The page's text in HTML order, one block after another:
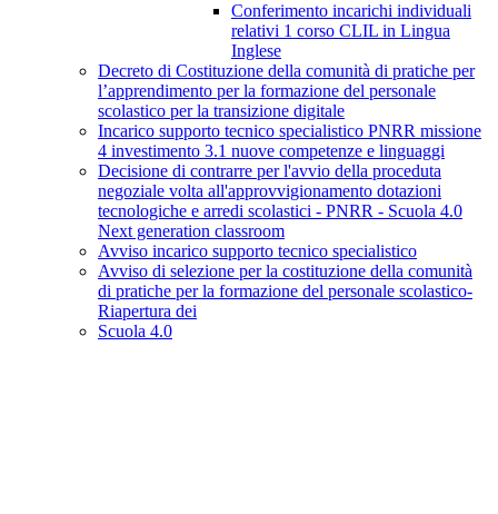
Conferimento incarichi individuali
relativi 1 corso CLIL in Lingua
Inglese
Decreto di Costituzione della comunità di pratiche per
l’apprendimento per la formazione del personale
scolastico per la transizione digitale
Incarico supporto tecnico specialistico PNRR missione
4 investimento 3.1 nuove competenze e linguaggi
Decisione di contrarre per l'avvio della proceduta
negoziale volta all'approvvigionamento dotazioni
tecnologiche e arredi scolastici - PNRR - Scuola 4.0
Next generation classroom
Avviso incarico supporto tecnico specialistico
Avviso di selezione per la costituzione della comunità
di pratiche per la formazione del personale scolastico-
Riapertura dei
Scuola 4.0